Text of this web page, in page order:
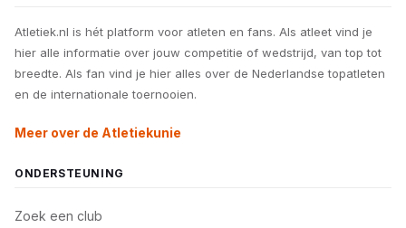
Atletiek.nl is hét platform voor atleten en fans. Als atleet vind je
hier alle informatie over jouw competitie of wedstrijd, van top tot
breedte. Als fan vind je hier alles over de Nederlandse topatleten
en de internationale toernooien.
Meer over de Atletiekunie
ONDERSTEUNING
Zoek een club